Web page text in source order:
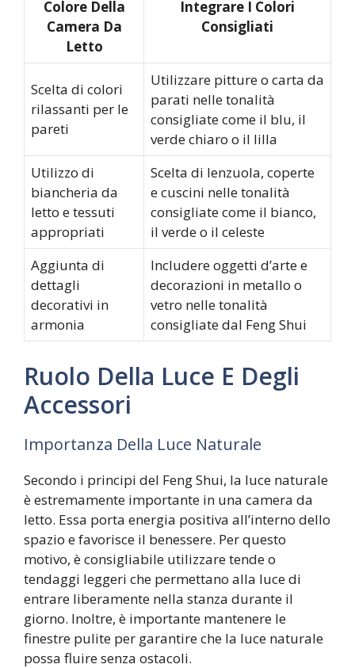
Colore Della
Camera Da
Letto
Integrare I Colori
Consigliati
Scelta di colori
rilassanti per le
pareti
Utilizzare pitture o carta da
parati nelle tonalità
consigliate come il blu, il
verde chiaro o il lilla
Utilizzo di
biancheria da
letto e tessuti
appropriati
Scelta di lenzuola, coperte
e cuscini nelle tonalità
consigliate come il bianco,
il verde o il celeste
Aggiunta di
dettagli
decorativi in
armonia
Includere oggetti d’arte e
decorazioni in metallo o
vetro nelle tonalità
consigliate dal Feng Shui
Ruolo Della Luce E Degli
Accessori
Importanza Della Luce Naturale
Secondo i principi del Feng Shui, la luce naturale
è estremamente importante in una camera da
letto. Essa porta energia positiva all’interno dello
spazio e favorisce il benessere. Per questo
motivo, è consigliabile utilizzare tende o
tendaggi leggeri che permettano alla luce di
entrare liberamente nella stanza durante il
giorno. Inoltre, è importante mantenere le
finestre pulite per garantire che la luce naturale
possa fluire senza ostacoli.